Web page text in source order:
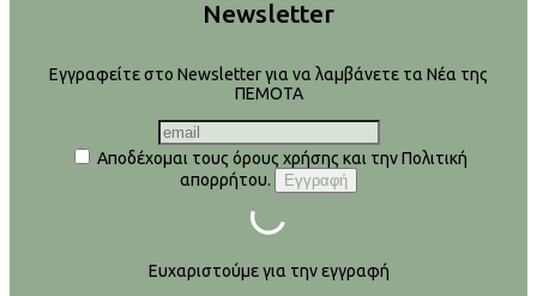
Newsletter
Εγγραφείτε στο Newsletter για να λαμβάνετε τα Νέα της
ΠΕΜΟΤΑ
Αποδέχομαι τους όρους χρήσης και την Πολιτική
απορρήτου.
Ευχαριστούμε για την εγγραφή